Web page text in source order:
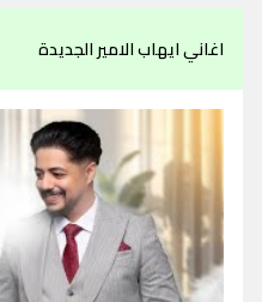
اغاني ايهاب الامير الجديدة